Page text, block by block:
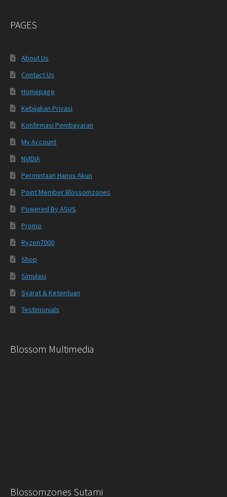
PAGES
About Us
Contact Us
Homepage
Kebijakan Privasi
Konfirmasi Pembayaran
My Account
NVIDIA
Permintaan Hapus Akun
Point Member Blossomzones
Powered By ASUS
Promo
Ryzen7000
Shop
Simulasi
Syarat & Ketentuan
Testimonials
Blossom Multimedia
Blossomzones Sutami